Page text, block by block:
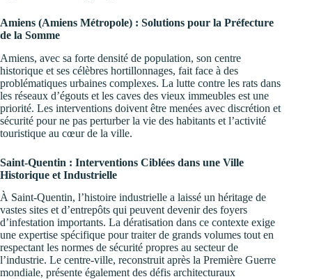
Amiens (Amiens Métropole) : Solutions pour la Préfecture
de la Somme
Amiens, avec sa forte densité de population, son centre
historique et ses célèbres hortillonnages, fait face à des
problématiques urbaines complexes. La lutte contre les rats dans
les réseaux d’égouts et les caves des vieux immeubles est une
priorité. Les interventions doivent être menées avec discrétion et
sécurité pour ne pas perturber la vie des habitants et l’activité
touristique au cœur de la ville.
Saint-Quentin : Interventions Ciblées dans une Ville
Historique et Industrielle
À Saint-Quentin, l’histoire industrielle a laissé un héritage de
vastes sites et d’entrepôts qui peuvent devenir des foyers
d’infestation importants. La dératisation dans ce contexte exige
une expertise spécifique pour traiter de grands volumes tout en
respectant les normes de sécurité propres au secteur de
l’industrie. Le centre-ville, reconstruit après la Première Guerre
mondiale, présente également des défis architecturaux